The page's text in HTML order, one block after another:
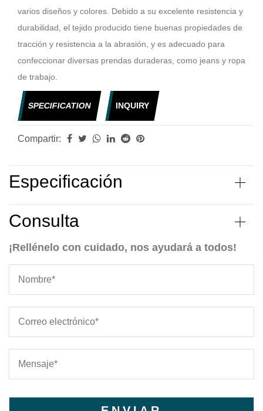
varios diseños y colores. Debido a su excelente resistencia y
durabilidad, el tejido producido tiene buenas propiedades de
tracción y resistencia a la abrasión, y es adecuado para
confeccionar diversas prendas duraderas, como jeans y ropa
de trabajo.
SPECIFICATION INQUIRY
Compartir:
Especificación
Consulta
¡Rellénelo con cuidado, nos ayudará a todos!